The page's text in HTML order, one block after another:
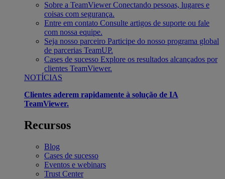
Sobre a TeamViewer Conectando pessoas, lugares e
coisas com segurança.
Entre em contato Consulte artigos de suporte ou fale
com nossa equipe.
Seja nosso parceiro Participe do nosso programa global
de parcerias TeamUP.
Cases de sucesso Explore os resultados alcançados por
clientes TeamViewer.
NOTÍCIAS
Clientes aderem rapidamente à solução de IA
TeamViewer.
Recursos
Blog
Cases de sucesso
Eventos e webinars
Trust Center